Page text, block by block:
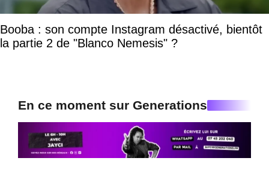
Booba : son compte Instagram désactivé, bientôt
la partie 2 de "Blanco Nemesis" ?
En ce moment sur Generations